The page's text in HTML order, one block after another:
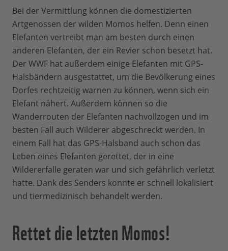
Bei der Vermittlung können die domestizierten
Artgenossen der wilden Momos helfen. Denn einen
Elefanten vertreibt man am besten durch einen
anderen Elefanten, der ein Revier schon besetzt hat.
Der WWF hat außerdem einige Elefanten mit GPS-
Halsbändern ausgestattet, um die Bevölkerung eines
Dorfes rechtzeitig warnen zu können, wenn sich ein
Elefant nähert. Außerdem können so die
Wanderrouten der Elefanten nachvollzogen und im
besten Fall auch Wilderer abgeschreckt werden. In
einem Fall hat das GPS-Halsband auch schon das
Leben eines Elefanten gerettet, der in eine
Wildererfalle geraten war und sich gefährlich verletzt
hatte. Dank des Senders konnte er schnell lokalisiert
und tiermedizinisch behandelt werden.
Rettet die letzten Momos!